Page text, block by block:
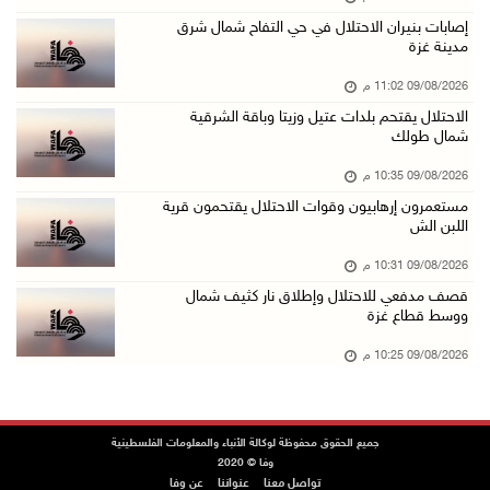
مستعمرون إرهابيون يهاجمون قرية المغير والاحتل ...
09/آب/2026 07:02 م
الجامعة العربية تنعى السفير دياب اللوح
09/آب/2026 05:28 م
ثلاث إصابات برصاص الاحتلال في مدينة خان يونس
09/آب/2026 04:45 م
مسك تكافح آثار الحروق وتنتظر العلاج خارج غزة
مستعمرون يقتحمون أراضي المواطنين في عدة مناطق ...
إصابات بنيران الاحتلال في حي التفاح شمال شرق
مدينة غزة
09/08/2026 11:02 م
الاحتلال يقتحم بلدات عتيل وزيتا وباقة الشرقية
شمال طولك
09/08/2026 10:35 م
مستعمرون إرهابيون وقوات الاحتلال يقتحمون قرية
اللبن الش
09/08/2026 10:31 م
قصف مدفعي للاحتلال وإطلاق نار كثيف شمال
ووسط قطاع غزة
09/08/2026 10:25 م
جميع الحقوق محفوظة لوكالة الأنباء والمعلومات الفلسطينية
وفا © 2020
تواصل معنا عنواننا عن وفا